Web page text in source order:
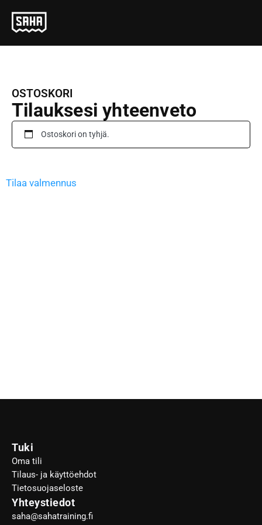
OSTOSKORI
Tilauksesi yhteenveto
Ostoskori on tyhjä.
Tilaa valmennus
Tuki
Oma tili
Tilaus- ja käyttöehdot
Tietosuojaseloste
Yhteystiedot
saha@sahatraining.fi